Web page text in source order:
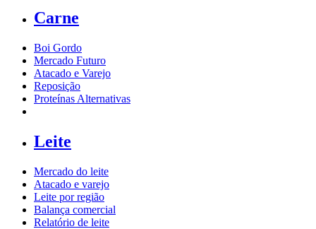
Carne
Boi Gordo
Mercado Futuro
Atacado e Varejo
Reposição
Proteínas Alternativas
Leite
Mercado do leite
Atacado e varejo
Leite por região
Balança comercial
Relatório de leite